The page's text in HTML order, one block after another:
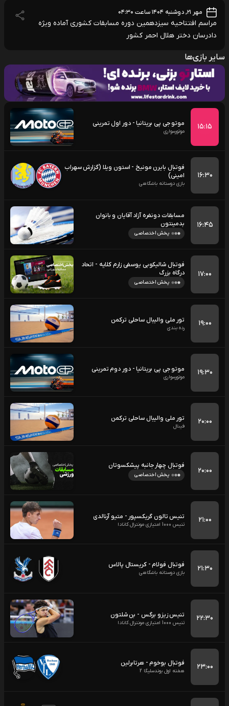
مهر ۲۱, دوشنبه ۱۴۰۴ ساعت ۰۴:۳۰
مراسم افتتاحیه سیزدهمین دوره مسابقات کشوری آماده ویژه
دادرسان دختر هلال احمر کشور
سایر بازی‌ها
۱۵:۱۵ موتو جی پی بریتانیا - دور اول تمرینی
موتورسواری
۱۶:۳۰
فوتبال بایرن مونیخ - استون ویلا (گزارش سهراب
امینی)
بازی دوستانه باشگاهی
۱۶:۴۵
مسابقات دونفره آزاد آقایان و بانوان
بدمینتون
پخش اختصاصی
۱۷:۰۰
فوتبال شالیکوبی یوسفی زارم کلایه - اتحاد
درگاه بزرگ
پخش اختصاصی
۱۹:۰۰ تور ملی والیبال ساحلی ترکمن
رده بندی
۱۹:۳۰ موتو جی پی بریتانیا - دور دوم تمرینی
موتورسواری
۲۰:۰۰ تور ملی والیبال ساحلی ترکمن
فینال
۲۰:۰۰
فوتبال چهار جانبه پیشکسوتان
پخش اختصاصی
۲۱:۰۰ تنیس تالون گریکسپور - متیو آرنالدی
تنیس 1000 امتیازی مونترال کانادا
۲۱:۳۰ فوتبال فولام - کریستال پالاس
بازی دوستانه باشگاهی
۲۲:۳۰ تنیس زیزو برگس - بن شلتون
تنیس 1000 امتیازی مونترال کانادا
۲۳:۰۰ فوتبال بوخوم - هرتابرلین
هفته اول بوندسلیگا 2